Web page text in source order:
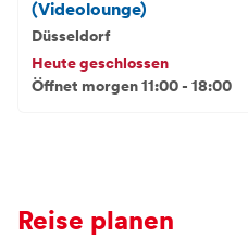
(Videolounge)
Düsseldorf
Heute geschlossen
Öffnet morgen 11:00 - 18:00
Reise planen